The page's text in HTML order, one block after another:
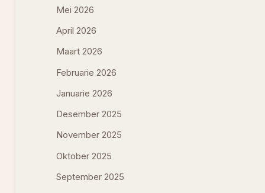
Mei 2026
April 2026
Maart 2026
Februarie 2026
Januarie 2026
Desember 2025
November 2025
Oktober 2025
September 2025